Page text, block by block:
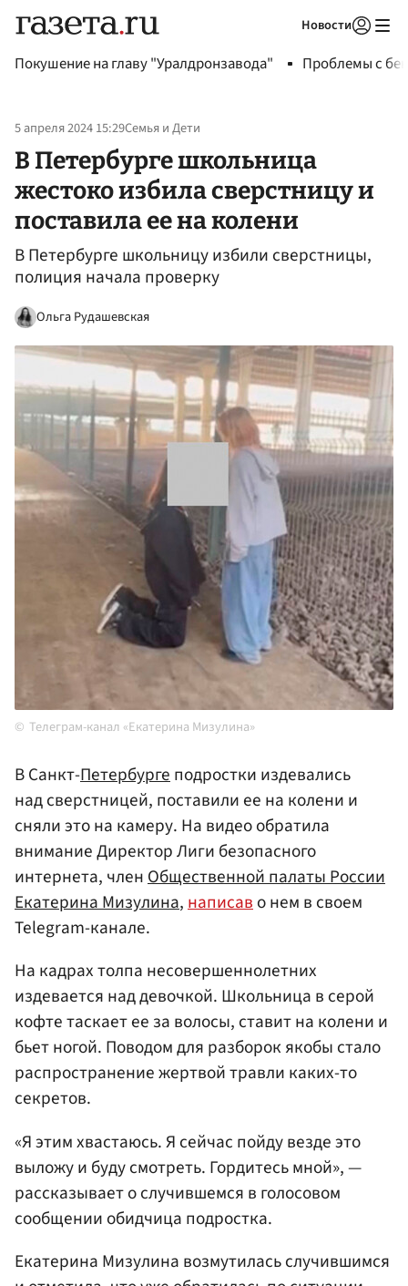
Новости
Покушение на главу "Уралдронзавода" Проблемы с
5 апреля 2024 15:29Семья и Дети
В Петербурге школьница
жестоко избила сверстницу и
поставила ее на колени
В Петербурге школьницу избили сверстницы,
полиция начала проверку
Ольга Рудашевская
Телеграм-канал «Екатерина Мизулина»
В Санкт-Петербургеподростки издевались
над сверстницей, поставили ее на колени и
сняли это на камеру. На видео обратила
внимание Директор Лиги безопасного
интернета, членОбщественной палаты России
Екатерина Мизулина,написаво нем в своем
Telegram-канале.
На кадрах толпа несовершеннолетних
издевается над девочкой. Школьница в серой
кофте таскает ее за волосы, ставит на колени и
бьет ногой. Поводом для разборок якобы стало
распространение жертвой травли каких-то
секретов.
«Я этим хвастаюсь. Я сейчас пойду везде это
выложу и буду смотреть. Гордитесь мной», —
рассказывает о случившемся в голосовом
сообщении обидчица подростка.
Екатерина Мизулина возмутилась случившимся